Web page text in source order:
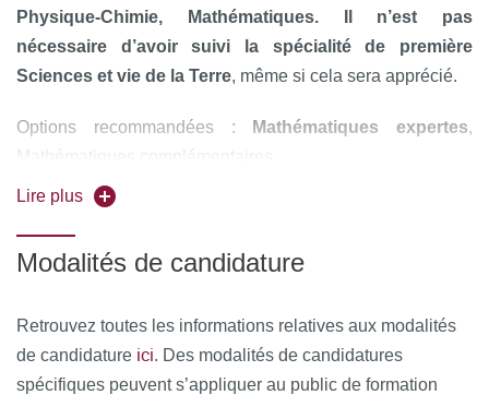
Physique-Chimie, Mathématiques. Il n’est pas
nécessaire d’avoir suivi la spécialité de première
Sciences et vie de la Terre, même si cela sera apprécié.
Options recommandées : Mathématiques expertes,
Mathématiques complémentaires
Les étudiants devraient également démontrer un
intérêt pour les sciences
régularité dans leur travail, êtreméthodiques
Lire plus
Modalités de candidature
Retrouvez toutes les informations relatives aux modalités
de candidature ici. Des modalités de candidatures
spécifiques peuvent s’appliquer au public de formation